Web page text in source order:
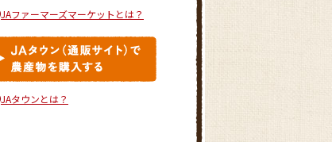
お野菜たっぷりかき揚げ
JAファーマーズマーケットとは？
JAタウンとは？